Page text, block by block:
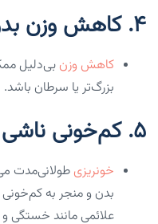
4. کاهش وزن
کاهش وزن بی‌دلیل
بزرگ‌تر یا سرطان باشد.
5. کم‌خونی
خونریزی طولانی‌مدت
بدن و منجر به
علائمی مانند خستگی